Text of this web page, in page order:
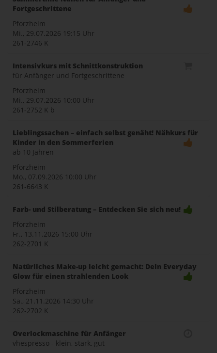
Fortgeschrittene
Pforzheim
Mi., 29.07.2026 19:15 Uhr
261-2746 K
Intensivkurs mit Schnittkonstruktion
für Anfänger und Fortgeschrittene
Pforzheim
Mi., 29.07.2026 10:00 Uhr
261-2752 K b
Lieblingssachen – einfach selbst genäht! Nähkurs für
Kinder in den Sommerferien
ab 10 Jahren
Pforzheim
Mo., 07.09.2026 10:00 Uhr
261-6643 K
Farb- und Stilberatung – Entdecken Sie sich neu!
Pforzheim
Fr., 13.11.2026 15:00 Uhr
262-2701 K
Natürliches Make-up leicht gemacht: Dein Everyday
Glow für einen strahlenden Look
Pforzheim
Sa., 21.11.2026 14:30 Uhr
262-2702 K
Overlockmaschine für Anfänger
vhespresso - klein, stark, gut